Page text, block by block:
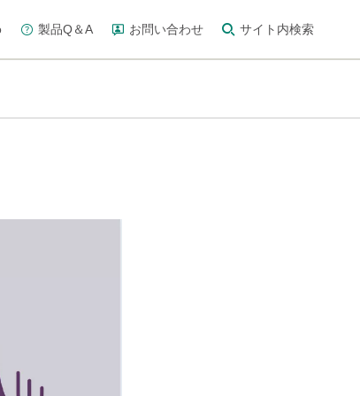
製品Q＆A お問い合わせ サイト内検索